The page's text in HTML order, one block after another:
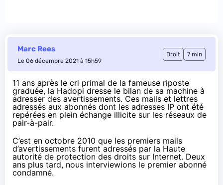
Marc Rees
Le 06 décembre 2021 à 15h59
Droit 7 min
11 ans après le cri primal de la fameuse riposte
graduée, la Hadopi dresse le bilan de sa machine à
adresser des avertissements. Ces mails et lettres
adressés aux abonnés dont les adresses IP ont été
repérées en plein échange illicite sur les réseaux de
pair-à-pair.
C’est en octobre 2010 que les premiers mails
d’avertissements furent adressés par la Haute
autorité de protection des droits sur Internet. Deux
ans plus tard, nous interviewions le premier abonné
condamné.